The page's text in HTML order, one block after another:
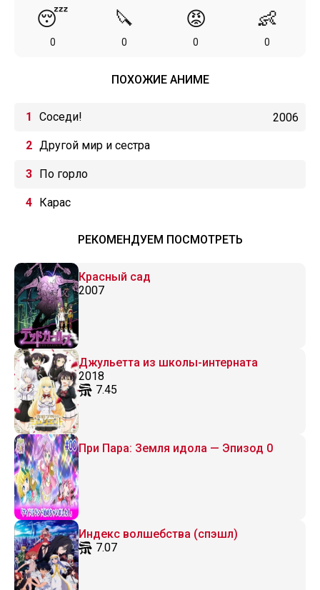
😴
0
🔪
0
😡
0
👶
0
ПОХОЖИЕ АНИМЕ
Соседи! 2006
Другой мир и сестра
По горло
Карас
РЕКОМЕНДУЕМ ПОСМОТРЕТЬ
Красный сад
2007
Джульетта из школы-интерната
2018
7.45
При Пара: Земля идола — Эпизод 0
Индекс волшебства (спэшл)
7.07